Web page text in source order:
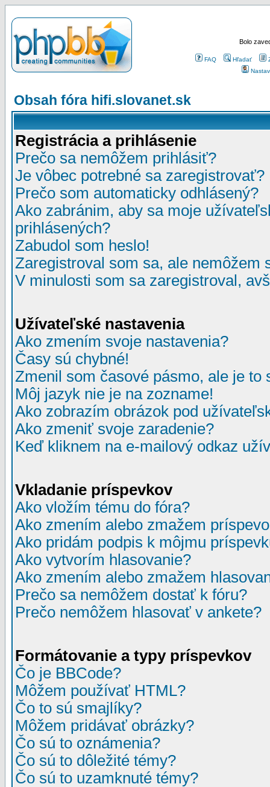
Bolo
FAQ Hľadať
Obsah fóra hifi.slovanet.sk
Registrácia a prihlásenie
Prečo sa nemôžem prihlásiť?
Je vôbec potrebné sa zaregistrovať?
Prečo som automaticky odhlásený?
Ako zabránim, aby sa moje
prihlásených?
Zabudol som heslo!
Zaregistroval som sa, ale nemôžem
V minulosti som sa zaregistroval,
Užívateľské nastavenia
Ako zmením svoje nastavenia?
Časy sú chybné!
Zmenil som časové pásmo, ale je to
Môj jazyk nie je na zozname!
Ako zobrazím obrázok pod
Ako zmeniť svoje zaradenie?
Keď kliknem na e-mailový odkaz
Vkladanie príspevkov
Ako vložím tému do fóra?
Ako zmením alebo zmažem
Ako pridám podpis k môjmu
Ako vytvorím hlasovanie?
Ako zmením alebo zmažem
Prečo sa nemôžem dostať k fóru?
Prečo nemôžem hlasovať v ankete?
Formátovanie a typy príspevkov
Čo je BBCode?
Môžem používať HTML?
Čo to sú smajlíky?
Môžem pridávať obrázky?
Čo sú to oznámenia?
Čo sú to dôležité témy?
Čo sú to uzamknuté témy?